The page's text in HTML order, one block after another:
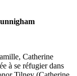
Catherine
à se réfugier dans